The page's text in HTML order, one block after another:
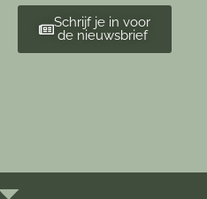
Schrijf je in voor
de nieuwsbrief